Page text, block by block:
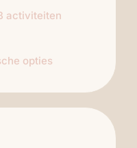
activiteiten
opties